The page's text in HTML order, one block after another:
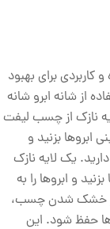
برای بهبود
از شانه ابرو شانه
نازک از چسب لیفت
ابروها بزنید و
یک لایه نازک
و ابروها را به
خشک شدن چسب،
حفظ شود. این